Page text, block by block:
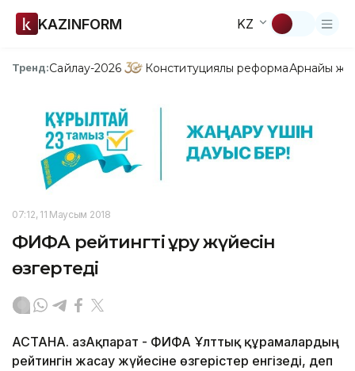
KAZINFORM KZ
Тренд:Сайлау-2026 Конституциялық реформаАрнайы
07:12, 11 Маусым 2018
ФИФА рейтингті құру жүйесін
өзгертеді
АСТАНА. ҚазАқпарат - ФИФА Ұлттық құрамалардың
рейтингін жасау жүйесіне өзгерістер енгізеді, деп